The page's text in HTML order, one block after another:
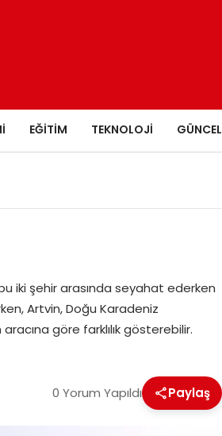
EĞITIM TEKNOLOJI GÜNCEL
iki şehir arasında seyahat ederken
Artvin, Doğu Karadeniz
göre farklılık gösterebilir.
0 Yorum Yapıldı Paylaş